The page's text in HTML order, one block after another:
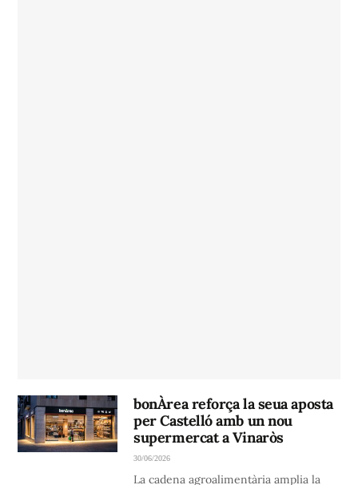
bonÀrea reforça la seua aposta
per Castelló amb un nou
supermercat a Vinaròs
30/06/2026
La cadena agroalimentària amplia la